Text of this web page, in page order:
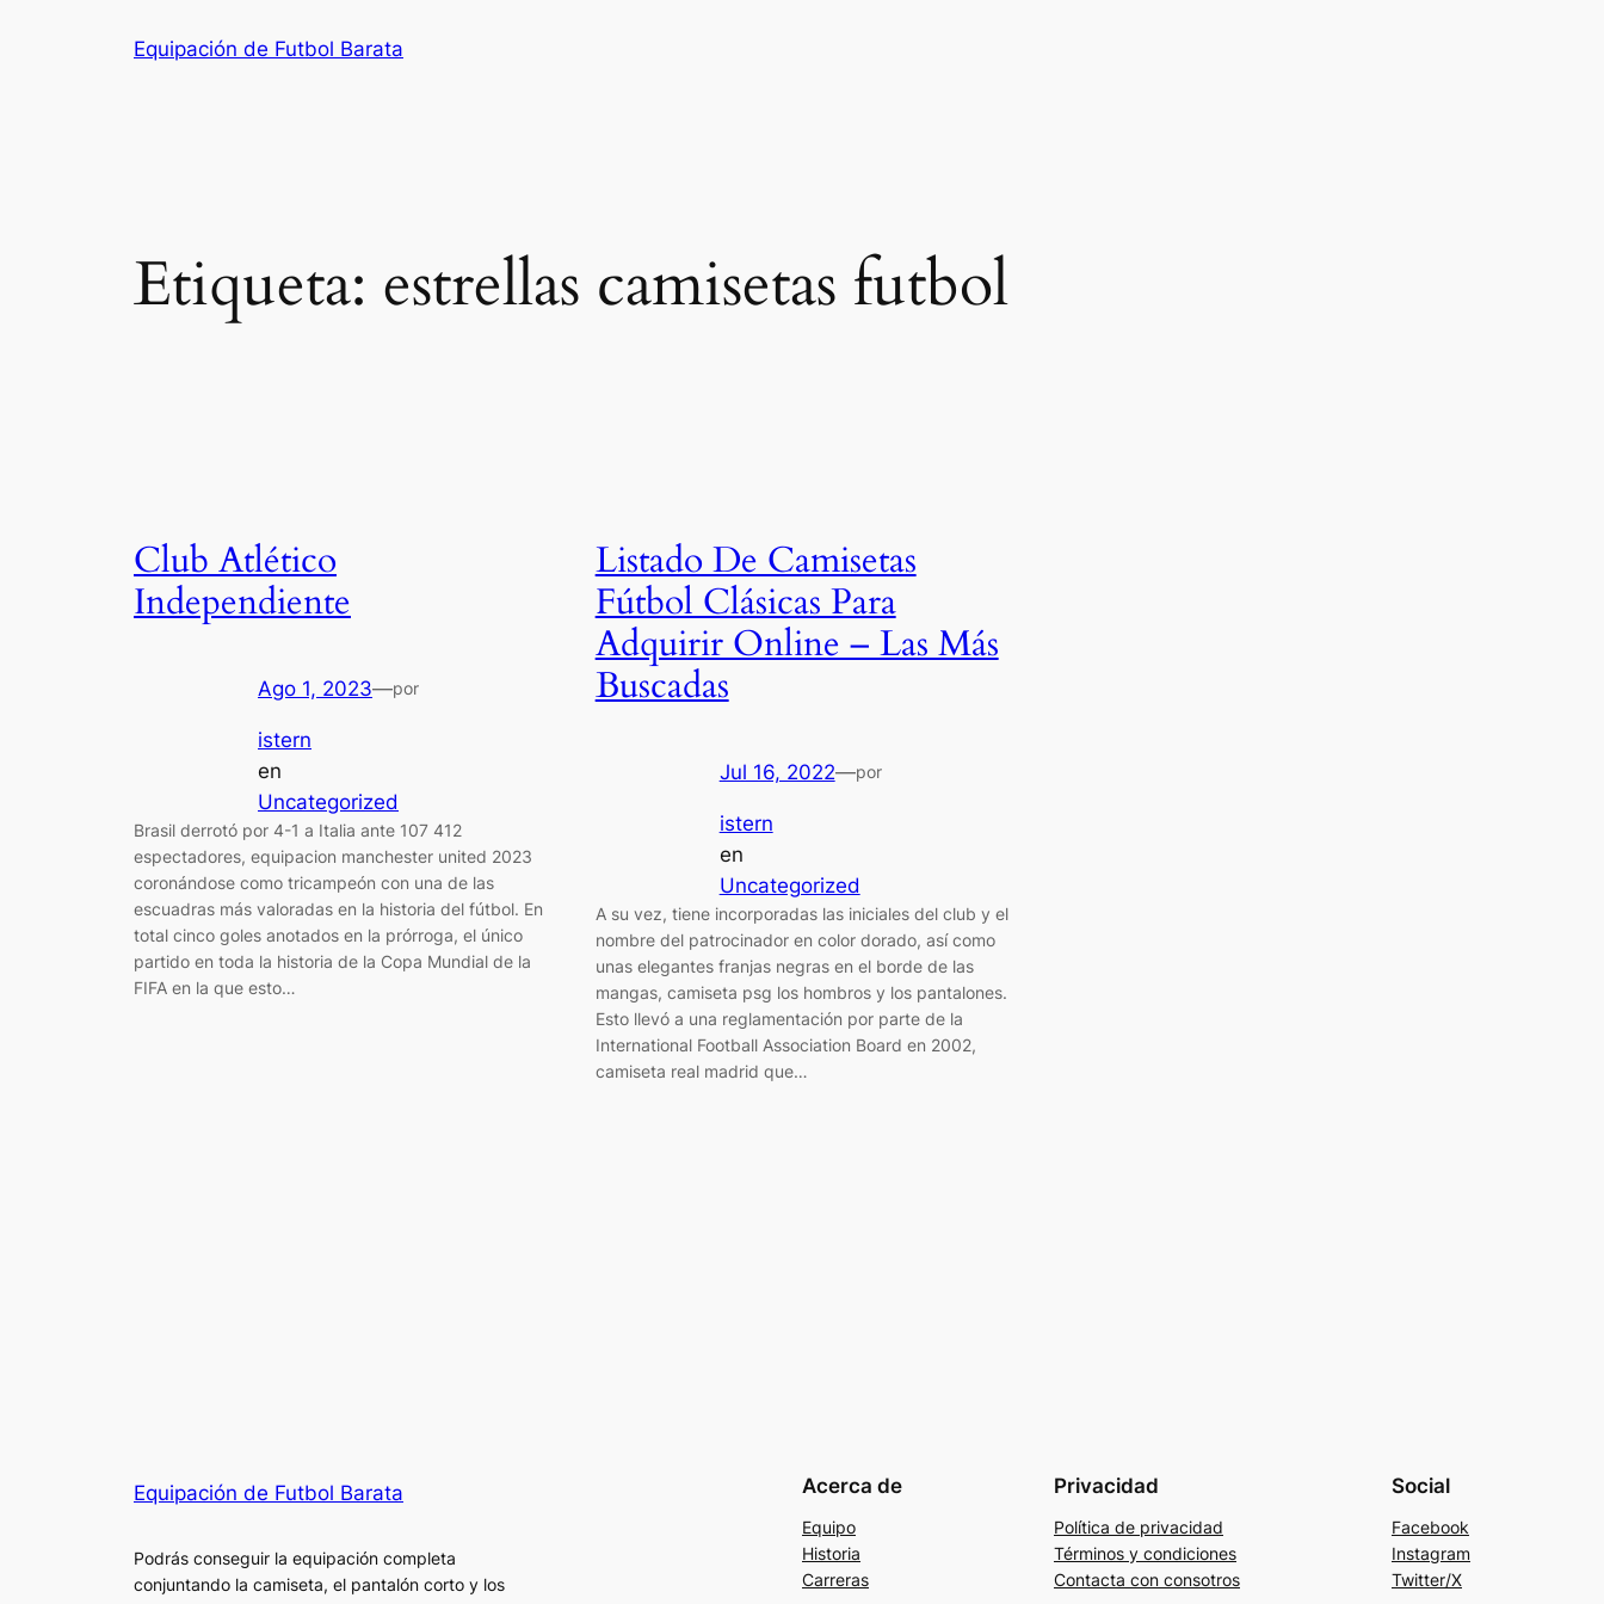
Equipación de Futbol Barata
Etiqueta: estrellas camisetas futbol
Club Atlético
Independiente
Ago 1, 2023—por
istern
en
Uncategorized
Brasil derrotó por 4-1 a Italia ante 107 412
espectadores, equipacion manchester united 2023
coronándose como tricampeón con una de las
escuadras más valoradas en la historia del fútbol. En
total cinco goles anotados en la prórroga, el único
partido en toda la historia de la Copa Mundial de la
FIFA en la que esto…
Listado De Camisetas
Fútbol Clásicas Para
Adquirir Online – Las Más
Buscadas
Jul 16, 2022—por
istern
en
Uncategorized
A su vez, tiene incorporadas las iniciales del club y el
nombre del patrocinador en color dorado, así como
unas elegantes franjas negras en el borde de las
mangas, camiseta psg los hombros y los pantalones.
Esto llevó a una reglamentación por parte de la
International Football Association Board en 2002,
camiseta real madrid que…
Equipación de Futbol Barata
Podrás conseguir la equipación completa
conjuntando la camiseta, el pantalón corto y los
Acerca de
Equipo
Historia
Carreras
Privacidad
Política de privacidad
Términos y condiciones
Contacta con consotros
Social
Facebook
Instagram
Twitter/X